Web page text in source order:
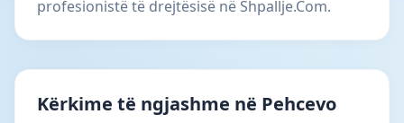
profesionistë të drejtësisë në Shpallje.Com.
Kërkime të ngjashme në Pehcevo